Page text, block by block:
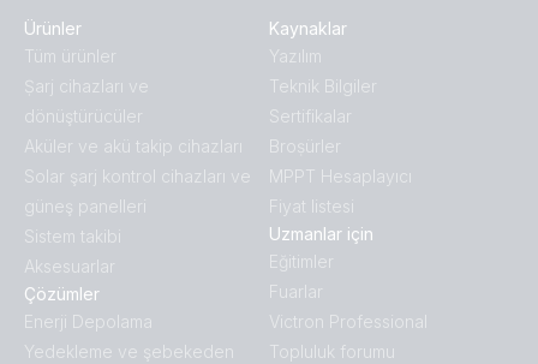
Ürünler
Tüm ürünler
Ṣarj cihazları ve
dönüştürücüler
Aküler ve akü takip cihazları
Solar şarj kontrol cihazları ve
güneş panelleri
Sistem takibi
Aksesuarlar
Çözümler
Enerji Depolama
Yedekleme ve şebekeden
Kaynaklar
Yazılım
Teknik Bilgiler
Sertifikalar
Broṣürler
MPPT Hesaplayıcı
Fiyat listesi
Uzmanlar için
Eğitimler
Fuarlar
Victron Professional
Topluluk forumu